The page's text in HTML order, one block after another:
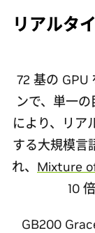
リアルタ
72 基の GPU
ンで、単一
により、リア
する大規模言
れ、 Mixture
10
GB200